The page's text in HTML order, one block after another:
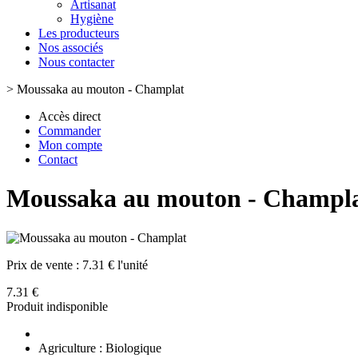
Artisanat
Hygiène
Les producteurs
Nos associés
Nous contacter
> Moussaka au mouton - Champlat
Accès direct
Commander
Mon compte
Contact
Moussaka au mouton -
Prix de vente : 7.31 € l'unité
7.31 €
Produit indisponible
Agriculture : Biologique